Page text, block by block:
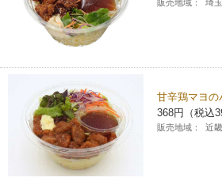
販売地域： 埼
甘辛鶏マヨ
368円（税込
販売地域： 近畿